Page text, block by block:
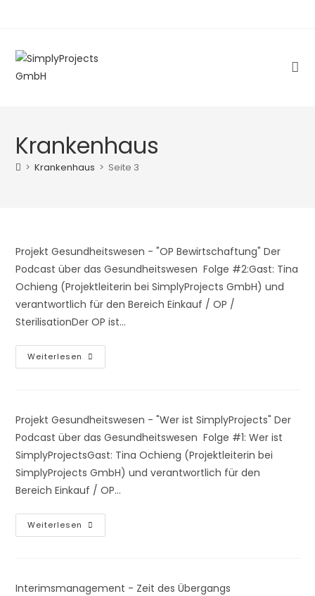
Krankenhaus
> Krankenhaus > Seite 3
Projekt Gesundheitswesen - "OP Bewirtschaftung" Der
Podcast über das Gesundheitswesen Folge #2:Gast: Tina
Ochieng (Projektleiterin bei SimplyProjects GmbH) und
verantwortlich für den Bereich Einkauf / OP /
SterilisationDer OP ist…
Weiterlesen Projekt
Gesundheitswesen
Projekt Gesundheitswesen - "Wer ist SimplyProjects" Der
Podcast über das Gesundheitswesen Folge #1: Wer ist
SimplyProjectsGast: Tina Ochieng (Projektleiterin bei
SimplyProjects GmbH) und verantwortlich für den
Bereich Einkauf / OP…
Weiterlesen Projekt
Gesundheitswesen
SimplyProjects
Interimsmanagement - Zeit des Übergangs